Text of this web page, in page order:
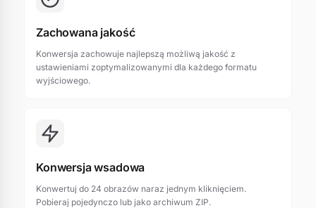
Zachowana jakość
Konwersja zachowuje najlepszą możliwą jakość z
ustawieniami zoptymalizowanymi dla każdego formatu
wyjściowego.
Konwersja wsadowa
Konwertuj do 24 obrazów naraz jednym kliknięciem.
Pobieraj pojedynczo lub jako archiwum ZIP.